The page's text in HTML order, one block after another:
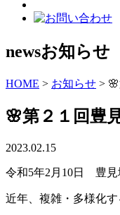
newsお知らせ
HOME > お知らせ >
🌸第２１回豊
2023.02.15
令和5年2月10日 豊見
近年、複雑・多様化